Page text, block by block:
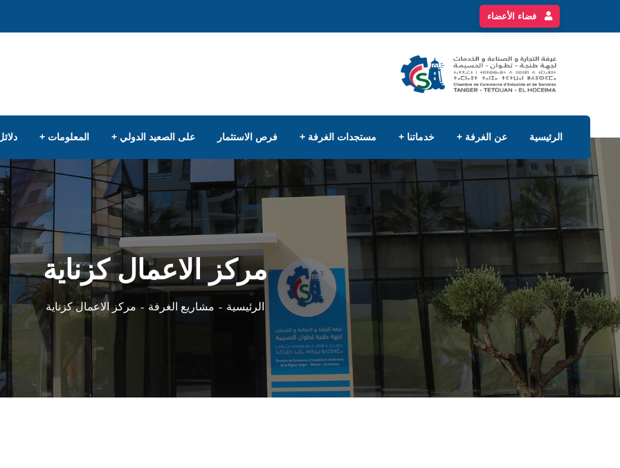
فضاء الأعضاء
الرئيسية عن الغرفة خدماتنا مستجدات الغرفة فرص الاستثمار على الصعيد الدولي المعلومات
مركز الاعمال كزناية
الرئيسية مشاريع الغرفة مركز الاعمال كزناية